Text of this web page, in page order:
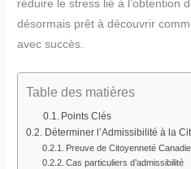
réduire le stress lié à l’obtention
désormais prêt à découvrir
avec succès.
Table des matières
Points Clés
Déterminer l’Admissibilité à la
Preuve de Citoyenneté
Cas particuliers d’admissibilité